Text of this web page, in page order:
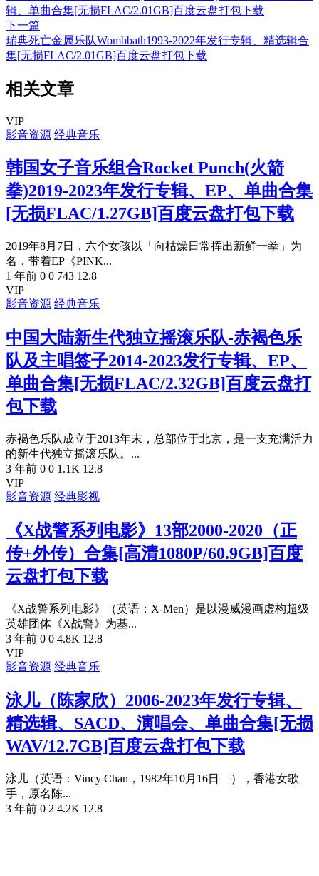
辑、单曲合集[无损FLAC/2.01GB]百度云盘打包下载
下一篇
瑞典死亡金属乐队Wombbath1993-2022年发行专辑、精选辑合
集[无损FLAC/2.01GB]百度云盘打包下载
相关文章
VIP
影音资源 经典音乐
韩国女子音乐组合Rocket Punch(火箭
拳)2019-2023年发行专辑、EP、单曲合集
[无损FLAC/1.27GB]百度云盘打包下载
2019年8月7日，六个女孩以「向枯燥日常挥出新鲜一拳」为
名，带着EP《PINK...
1 年前 0 0 743 12.8
VIP
影音资源 经典音乐
中国大陆新生代独立摇滚乐队-赤褐色乐
队及主唱签子2014-2023发行专辑、EP、
单曲合集[无损FLAC/2.32GB]百度云盘打
包下载
赤褐色乐队成立于2013年末，总部位于北京，是一支充满活力
的新生代独立摇滚乐队。...
3 年前 0 0 1.1K 12.8
VIP
影音资源 经典影视
《X战警系列电影》13部2000-2020（正
传+外传）合集[高清1080P/60.9GB]百度
云盘打包下载
《X战警系列电影》（英语：X-Men）是以漫威漫画虚构超级
英雄团体《X战警》为基...
3 年前 0 0 4.8K 12.8
VIP
影音资源 经典音乐
泳儿（陈家欣）2006-2023年发行专辑、
精选辑、SACD、演唱会、单曲合集[无损
WAV/12.7GB]百度云盘打包下载
泳儿（英语：Vincy Chan，1982年10月16日—），香港女歌
手，原名陈...
3 年前 0 2 4.2K 12.8